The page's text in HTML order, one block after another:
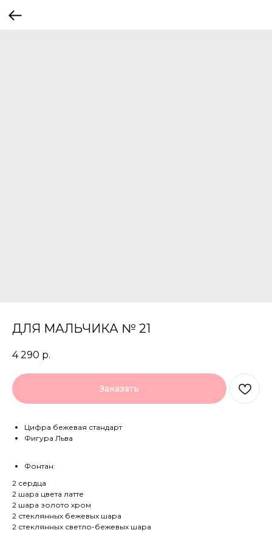
ДЛЯ МАЛЬЧИКА № 21
4 290 р.
Заказать
Цифра бежевая стандарт
Фигура Льва
Фонтан:
2 сердца
2 шара цвета латте
2 шара золото хром
2 стеклянных бежевых шара
2 стеклянных светло-бежевых шара